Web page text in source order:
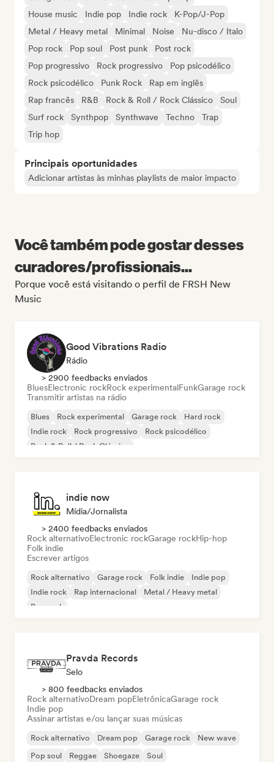
House music
Indie pop Indie rock
K-Pop/J-Pop
Metal / Heavy metal
Minimal Noise
Nu-disco / Italo
Pop rock
Pop soul Post punk
Post rock
Pop progressivo
Rock progressivo
Pop psicodélico
Rock psicodélico
Punk Rock
Rap em inglês
Rap francês
R&B Rock & Roll / Rock Clássico
Soul
Surf rock
Synthpop Synthwave Techno
Trap
Trip hop
Principais oportunidades
Adicionar artistas às minhas playlists de maior impacto
Você também pode gostar desses
curadores/profissionais...
Porque você está visitando o perfil de FRSH New
Music
Good Vibrations Radio
Rádio
> 2900 feedbacks enviados
BluesElectronic rockRock experimentalFunkGarage rock
Transmitir artistas na rádio
Blues Rock experimental Garage rock
Hard rock
Indie rock
Rock progressivo
Rock psicodélico
Rock & Roll / Rock Clássico
indie now
Mídia/Jornalista
> 2400 feedbacks enviados
Rock alternativoElectronic rockGarage rockHip-hop
Folk indie
Escrever artigos
Rock alternativo Garage rock Folk indie
Indie pop
Indie rock
Rap internacional
Metal / Heavy metal
Pop rock
Pravda Records
Selo
> 800 feedbacks enviados
Rock alternativoDream popEletrônicaGarage rock
Indie pop
Assinar artistas e/ou lançar suas músicas
Rock alternativo Dream pop Garage rock
New wave
Pop soul
Reggae Shoegaze Soul